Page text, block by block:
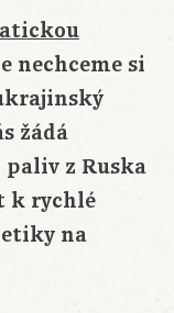
nechceme si
žádá
z Ruska
k rychlé
na